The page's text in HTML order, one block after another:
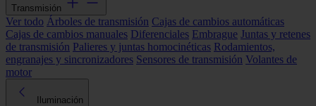
Transmisión
Ver todo Árboles de transmisión Cajas de cambios automáticas
Cajas de cambios manuales Diferenciales Embrague Juntas y retenes
de transmisión Palieres y juntas homocinéticas Rodamientos,
engranajes y sincronizadores Sensores de transmisión Volantes de
motor
Iluminación